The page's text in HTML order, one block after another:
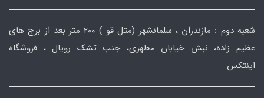
شعبه دوم : مازندران ، سلمانشهر (متل قو ) ۲۰۰ متر بعد از برج های
عظیم زاده، نبش خیابان مطهری، جنب تشک رویال ، فروشگاه
اینتکس